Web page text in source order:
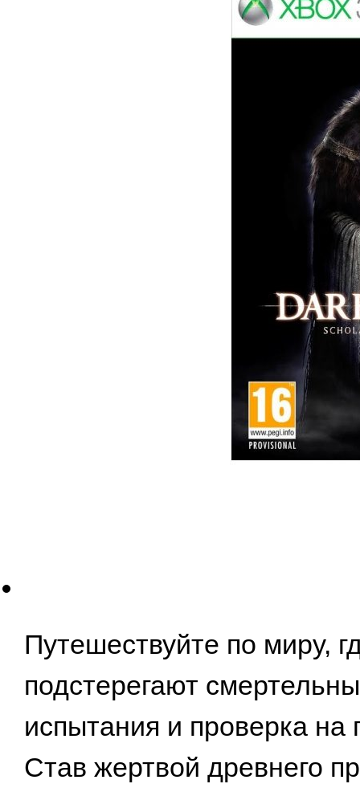
Путешествуйте по миру,
подстерегают
испытания и проверка на
Став жертвой древнего